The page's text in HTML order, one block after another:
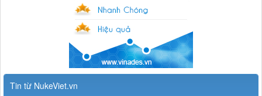
Tin từ NukeViet.vn